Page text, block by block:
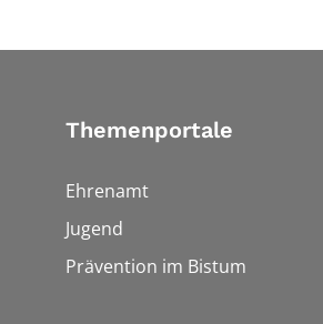
Themenportale
Ehrenamt
Jugend
Prävention im Bistum